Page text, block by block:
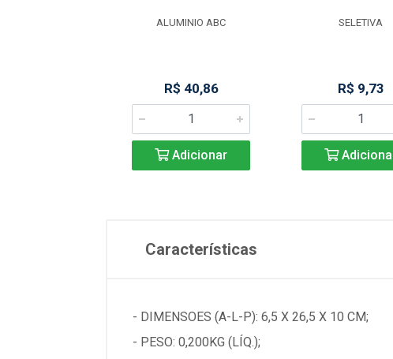
ALUMINIO ABC
R$ 40,86
Adicionar
SELETIVA
R$ 9,73
Características
- DIMENSOES (A-L-P): 6,5 X 26,5 X 10 CM;
- PESO: 0,200KG (LÍQ.);